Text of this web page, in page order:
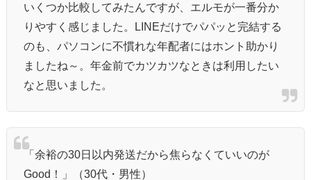
いくつか比較してみたんですが、エルモが一番分か
りやすく感じました。LINEだけでパパッと完結する
のも、パソコンに不慣れな年配者にはホント助かり
ましたね～。年金前でカツカツなときは利用したい
なと思いました。
「余裕の30日以内発送だから焦らなくていいのが
Good！」（30代・男性）